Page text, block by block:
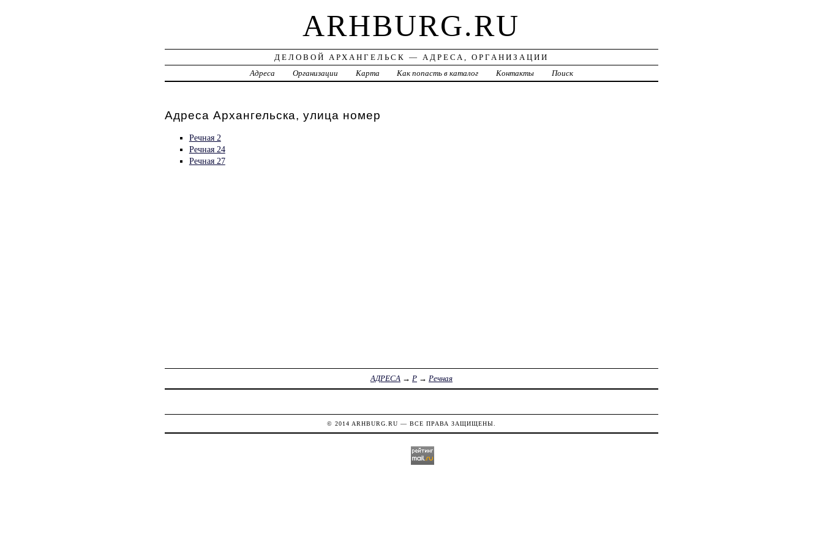
ARHBURG.RU
ДЕЛОВОЙ АРХАНГЕЛЬСК — АДРЕСА, ОРГАНИЗАЦИИ
Адреса
Организации Карта Как попасть в каталог Контакты Поиск
Адреса Архангельска, улица номер
Речная 2
Речная 24
Речная 27
АДРЕСА→ Р→ Речная
© 2014 ARHBURG.RU — ВСЕ ПРАВА ЗАЩИЩЕНЫ.